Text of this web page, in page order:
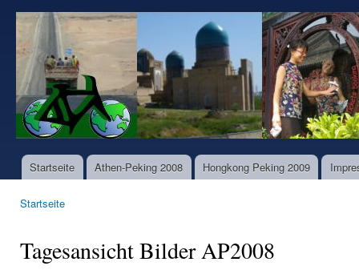
www.world-
bike-
tours.com
Hauptmenü
Startseite Athen-Peking 2008 Hongkong Peking 2009
Startseite
Tagesansicht Bilder AP2008